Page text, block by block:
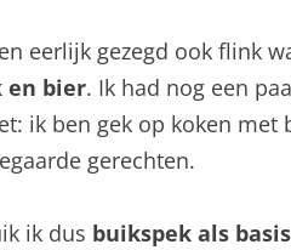
eerlijk gezegd ook flink
en bier. Ik had nog een
ik ben gek op koken
gerechten.
ik dus buikspek als basis